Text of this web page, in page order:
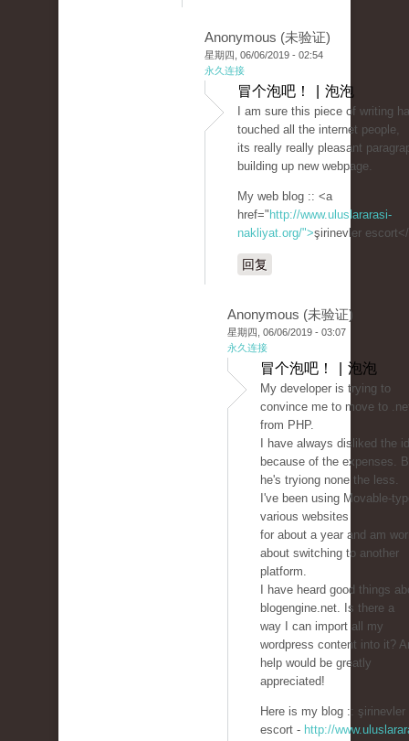
Anonymous (未验证)
星期四, 06/06/2019 - 02:54
永久连接
冒个泡吧！ | 泡泡
I am sure this piece of writing
touched all the internet people,
its really really pleasant
building up new webpage.
My web blog :: <a
href=" http://www.uluslararasi-
nakliyat.org/">şirinevler
回复
Anonymous (未验证)
星期四, 06/06/2019 - 03:07
永久连接
冒个泡吧！ | 泡泡
My developer is trying to
convince me to move to
from PHP.
I have always disliked the
because of the expenses.
he's tryiong none the less.
I've been using Movable-
various websites
for about a year and am
about switching to another
platform.
I have heard good things
blogengine.net. Is there a
way I can import all my
wordpress content into it?
help would be greatly
appreciated!
Here is my blog :: şirinevler
escort - http://